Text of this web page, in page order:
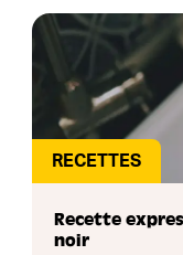
RECETTES
Recette
noir